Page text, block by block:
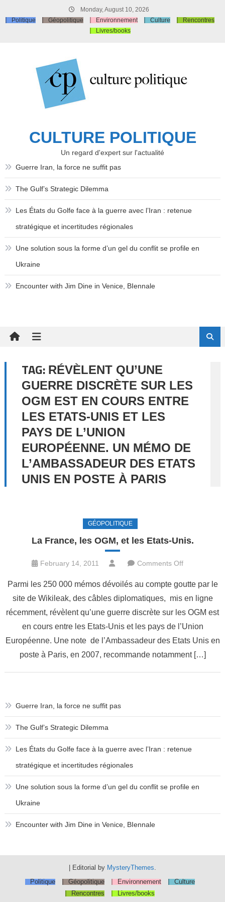
Monday, August 10, 2026
Politique
Géopolitique Environnement Culture
Rencontres
Livres/books
CULTURE POLITIQUE
Un regard d'expert sur l'actualité
Guerre Iran, la force ne suffit pas
The Gulf’s Strategic Dilemma
Les États du Golfe face à la guerre avec l’Iran : retenue
stratégique et incertitudes régionales
Une solution sous la forme d’un gel du conflit se profile en
Ukraine
Encounter with Jim Dine in Venice, BIennale
TAG: RÉVÈLENT QU’UNE
GUERRE DISCRÈTE SUR LES
OGM EST EN COURS ENTRE
LES ETATS-UNIS ET LES
PAYS DE L’UNION
EUROPÉENNE. UN MÉMO DE
L’AMBASSADEUR DES ETATS
UNIS EN POSTE À PARIS
GÉOPOLITIQUE
La France, les OGM, et les Etats-Unis.
February 14, 2011 Comments Offon
France,
les
OGM,
et
les
Etats-
Parmi les 250 000 mémos dévoilés au compte goutte par le
site de Wikileak, des câbles diplomatiques, mis en ligne
récemment, révèlent qu’une guerre discrète sur les OGM est
en cours entre les Etats-Unis et les pays de l’Union
Européenne. Une note de l’Ambassadeur des Etats Unis en
poste à Paris, en 2007, recommande notamment […]
Guerre Iran, la force ne suffit pas
The Gulf’s Strategic Dilemma
Les États du Golfe face à la guerre avec l’Iran : retenue
stratégique et incertitudes régionales
Une solution sous la forme d’un gel du conflit se profile en
Ukraine
Encounter with Jim Dine in Venice, BIennale
Editorial by MysteryThemes.
Politique
Géopolitique Environnement
Culture
Rencontres
Livres/books